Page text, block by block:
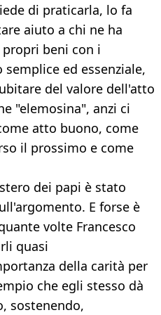
di praticarla, lo fa
aiuto a chi ne ha
beni con i
ed essenziale,
del valore dell'atto
"elemosina", anzi ci
atto buono, come
il prossimo e come
dei papi è stato
E forse è
volte Francesco
quasi
della carità per
che egli stesso dà
sostenendo,